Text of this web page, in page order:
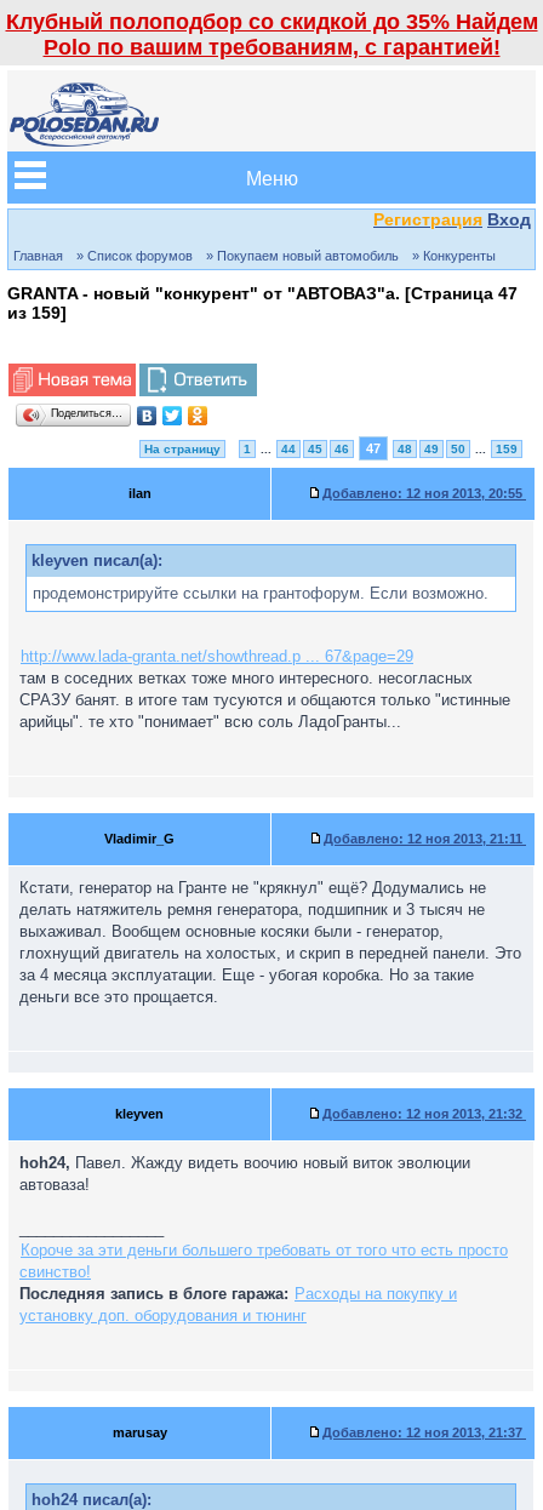
Клубный полоподбор со скидкой до 35% Найдем
Polo по вашим требованиям, с гарантией!
Меню
Регистрация Вход
Главная » Список форумов » Покупаем новый автомобиль » Конкуренты
GRANTA - новый "конкурент" от "АВТОВАЗ"а. [Страница 47
из 159]
Поделиться…
На страницу 1 44 45 46 47 48 49 50 159
ilan Добавлено: 12 ноя 2013, 20:55
kleyven писал(а):
продемонстрируйте ссылки на грантофорум. Если возможно.
http://www.lada-granta.net/showthread.p ... 67&page=29
там в соседних ветках тоже много интересного. несогласных
СРАЗУ банят. в итоге там тусуются и общаются только "истинные
арийцы". те хто "понимает" всю соль ЛадоГранты...
Vladimir_G Добавлено: 12 ноя 2013, 21:11
Кстати, генератор на Гранте не "крякнул" ещё? Додумались не
делать натяжитель ремня генератора, подшипник и 3 тысяч не
выхаживал. Вообщем основные косяки были - генератор,
глохнущий двигатель на холостых, и скрип в передней панели. Это
за 4 месяца эксплуатации. Еще - убогая коробка. Но за такие
деньги все это прощается.
kleyven Добавлено: 12 ноя 2013, 21:32
hoh24, Павел. Жажду видеть воочию новый виток эволюции
автоваза!
Короче за эти деньги большего требовать от того что есть просто
свинство!
Последняя запись в блоге гаража: Расходы на покупку и
установку доп. оборудования и тюнинг
marusay Добавлено: 12 ноя 2013, 21:37
hoh24 писал(а):